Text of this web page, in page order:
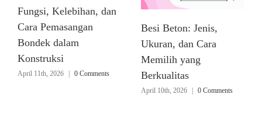
Fungsi, Kelebihan, dan
Cara Pemasangan
Bondek dalam
Konstruksi
April 11th, 2026 0 Comments
Besi Beton: Jenis,
Ukuran, dan Cara
Memilih yang
Berkualitas
April 10th, 2026 0 Comments